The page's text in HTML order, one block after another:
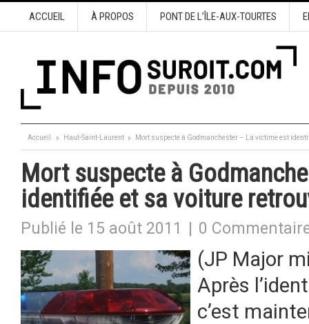
ACCUEIL À PROPOS PONT DE L’ÎLE-AUX-TOURTES
Accueil Haut-Saint-Laurent Mort suspecte à Godmanchester – La victime est
Mort suspecte à
identifiée et sa voiture
Publié le 15 août 2011 0
(JP Major
Après
c’est